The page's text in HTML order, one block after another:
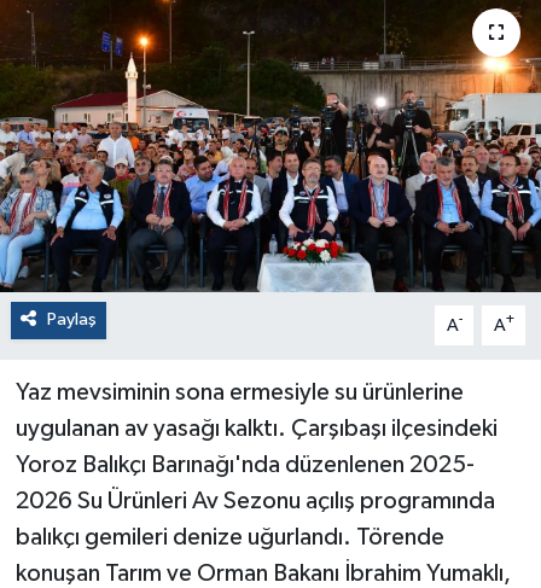
Paylaş A- A+
Yaz mevsiminin sona ermesiyle su ürünlerine
uygulanan av yasağı kalktı. Çarşıbaşı ilçesindeki
Yoroz Balıkçı Barınağı'nda düzenlenen 2025-
2026 Su Ürünleri Av Sezonu açılış programında
balıkçı gemileri denize uğurlandı. Törende
konuşan Tarım ve Orman Bakanı İbrahim Yumaklı,